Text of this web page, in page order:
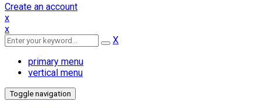
Create an account
x
x
X
primary menu
vertical menu
Toggle navigation